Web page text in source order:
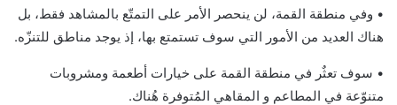
• وفي منطقة القمة، لن ينحصر الأمر على التمتّع بالمشاهد فقط، بل
هناك العديد من الأمور التي سوف تستمتع بها، إذ يوجد مناطق للتنزّه.
• سوف تعثٌر في منطقة القمة على خيارات أطعمة ومشروبات
متنوّعة في المطاعم و المقاهي المُتوفرة هُناك.